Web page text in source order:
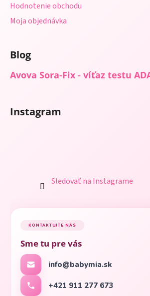
Hodnotenie obchodu
Moja objednávka
Blog
Avova Sora-Fix - víťaz testu
Instagram
Sledovať na Instagrame
KONTAKTUJTE NÁS
Sme tu pre vás
info@babymia.sk
+421 911 277 673